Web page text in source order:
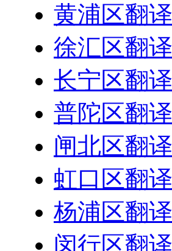
黄浦区翻译
徐汇区翻译
长宁区翻译
普陀区翻译
闸北区翻译
虹口区翻译
杨浦区翻译
闵行区翻译